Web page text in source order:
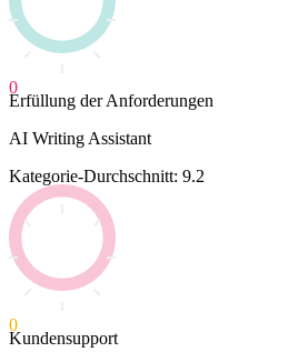
0
Erfüllung der Anforderungen
AI Writing Assistant
Kategorie-Durchschnitt: 9.2
0
Kundensupport